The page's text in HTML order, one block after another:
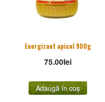
Energizant apicol 900g
75.00lei
Adaugă în coș